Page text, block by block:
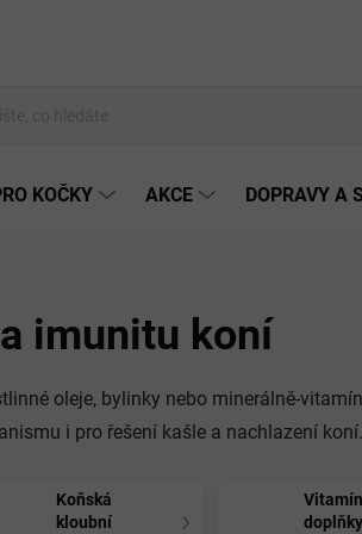
KOČKY AKCE DOPRAVY A
imunitu koní
oleje, bylinky nebo minerálně-
i pro řešení kašle a nachlazení
Koňská
kloubní
doplňky